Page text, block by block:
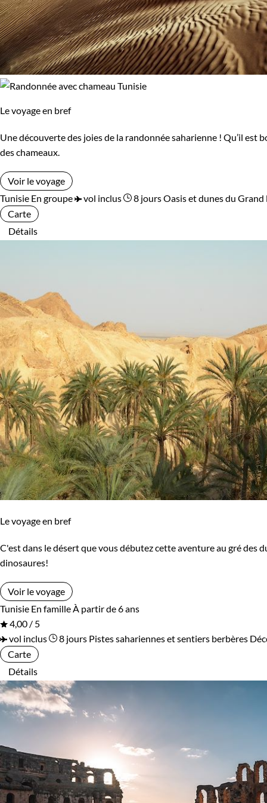
Le voyage en bref
Une découverte des joies de la randonnée saharienne ! Qu’il
des chameaux.
Voir le voyage
Tunisie En groupe vol inclus 8 joursOasis et dunes du Grand
Carte
Détails
Le voyage en bref
C'est dans le désert que vous débutez cette aventure au gré
dinosaures!
Voir le voyage
Tunisie En familleÀ partir de 6 ans
4,00 / 5
vol inclus
8 jours Pistes sahariennes et sentiers berbères
Carte
Détails